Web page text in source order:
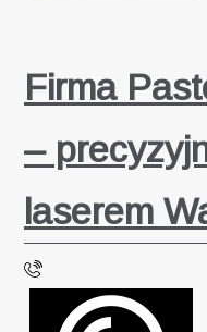
Firma
–
laserem